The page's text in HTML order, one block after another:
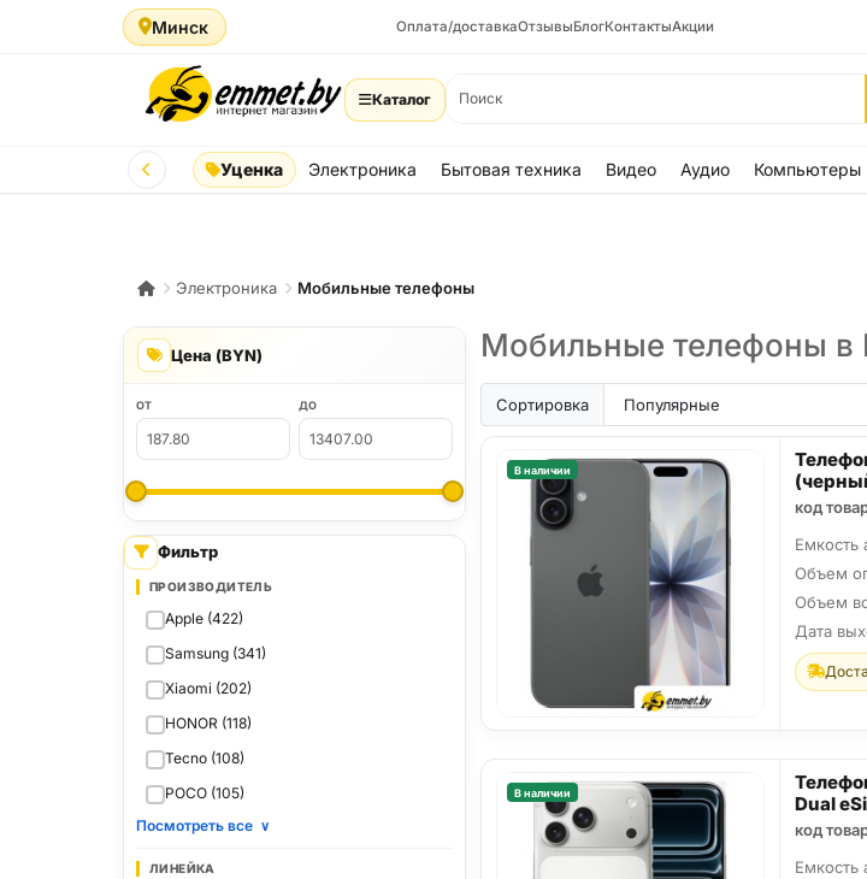
Минск Оплата/доставкаОтзывыБлогКонтактыАкции
Каталог
Уценка Электроника Бытовая техника Видео Аудио Компьютеры
Электроника Мобильные телефоны
Цена (BYN)
ОТ ДО
Фильтр
ПРОИЗВОДИТЕЛЬ
Apple (422)
Samsung (341)
Xiaomi (202)
HONOR (118)
Tecno (108)
POCO (105)
Посмотреть все ∨
ЛИНЕЙКА
Мобильные телефоны в
Сортировка
В наличии
код
Емкость
Объем
Объем
Дата
В наличии
Dual
код
Емкость